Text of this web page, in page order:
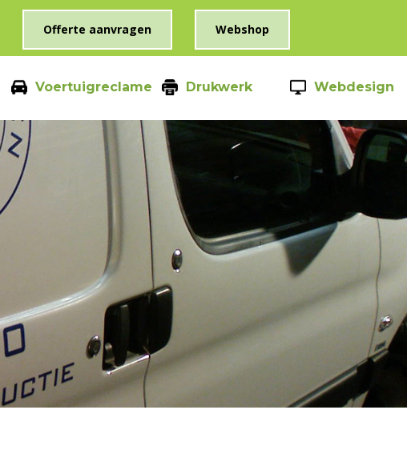
Offerte aanvragen Webshop
Voertuigreclame Drukwerk Webdesign